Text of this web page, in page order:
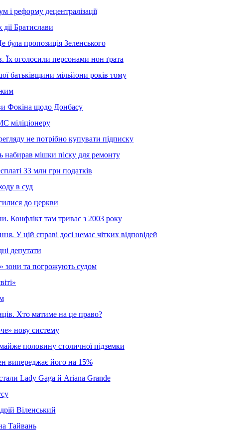
і реформу децентралізації
Братислави
пропозиція Зеленського
Їх оголосили персонами нон ґрата
батьківщини мільйони років тому
Фокіна щодо Донбасу
міліціонеру
не потрібно купувати підписку
набирав мішки піску для ремонту
33 млн грн податків
в суд
до церкви
Конфлікт там триває з 2003 року
У цій справі досі немає чітких відповідей
депутати
зони та погрожують судом
Хто матиме на це право?
нову систему
половину столичної підземки
випереджає його на 15%
Lady Gaga й Ariana Grande
Віленський
Тайвань